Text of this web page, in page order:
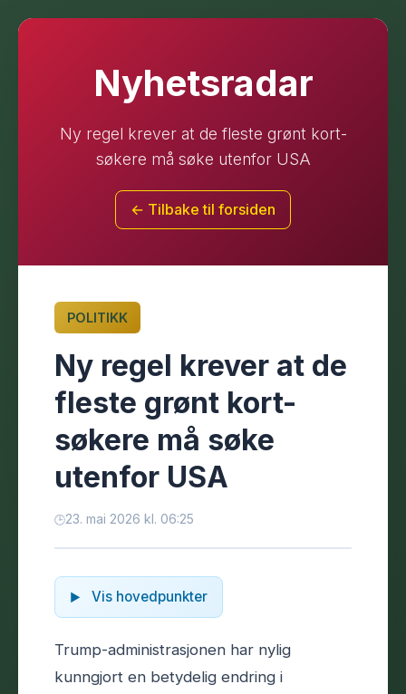
Nyhetsradar
Ny regel krever at de fleste grønt kort-
søkere må søke utenfor USA
← Tilbake til forsiden
POLITIKK
Ny regel krever at de
fleste grønt kort-
søkere må søke
utenfor USA
23. mai 2026 kl. 06:25
Vis hovedpunkter
Trump-administrasjonen har nylig
kunngjort en betydelig endring i